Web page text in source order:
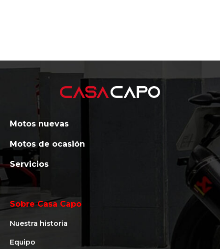
Motos nuevas
Motos de ocasión
Servicios
Sobre Casa Capo
Nuestra historia
Equipo